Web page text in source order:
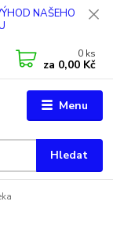
NAŠEHO
Menu
Hledat
0 ks
za 0,00 Kč